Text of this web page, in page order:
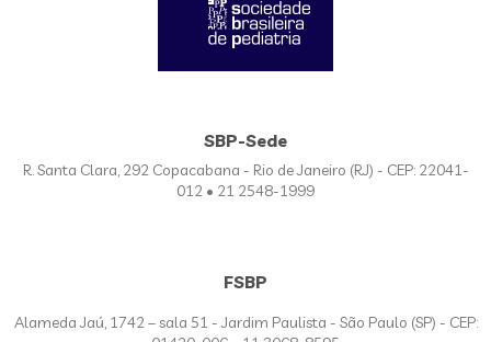
SBP-Sede
R. Santa Clara, 292 Copacabana - Rio de Janeiro (RJ) - CEP: 22041-
012 • 21 2548-1999
FSBP
Alameda Jaú, 1742 – sala 51 - Jardim Paulista - São Paulo (SP) - CEP: